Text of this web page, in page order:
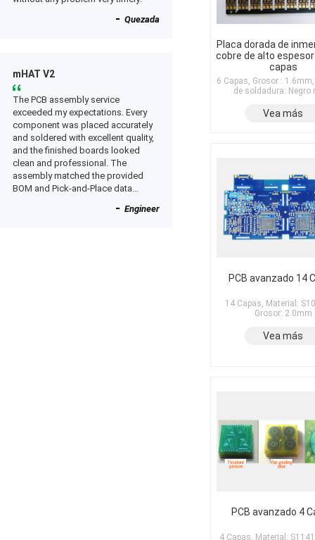
Placa dorada de
cobre de alto espesor
capas
6 Capas, Grosor :
de soldadura: Negro
Vea más
PCB avanzado 14
14 Capas, Material:
Grosor: 2.0mm
Vea más
PCB avanzado 4
4 Capas, Material:
Quezada
mHAT V2
The PCB assembly service
exceeded my expectations. Every
component was placed accurately
and soldered with excellent quality,
and the finished boards looked
clean and professional. The
assembly matched the provided
BOM and Pick-and-Place data
expected after receiving the boards.
Engineer